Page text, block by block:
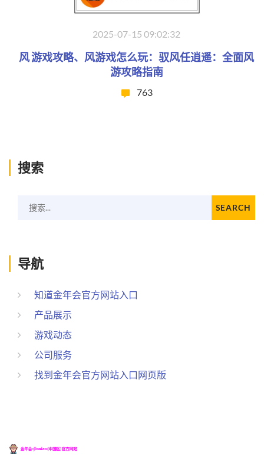
2025-07-15 09:02:32
风 游戏攻略、风游戏怎么玩：驭风任逍遥：全面风
游攻略指南
763
搜索
搜索... SEARCH
导航
知道金年会官方网站入口
产品展示
游戏动态
公司服务
找到金年会官方网站入口网页版